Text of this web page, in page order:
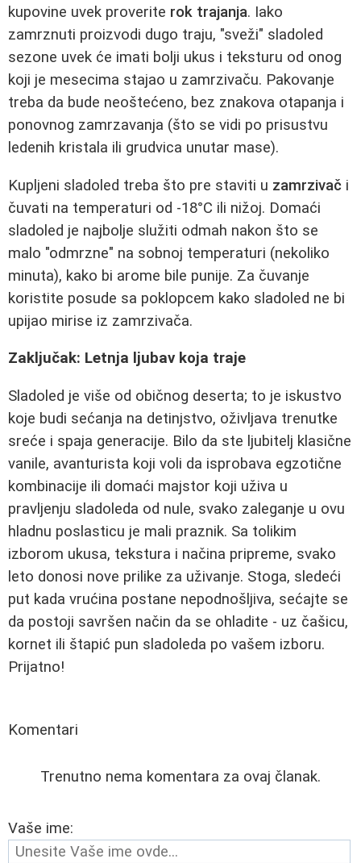
kupovine uvek proverite rok trajanja. Iako
zamrznuti proizvodi dugo traju, "sveži" sladoled
sezone uvek će imati bolji ukus i teksturu od onog
koji je mesecima stajao u zamrzivaču. Pakovanje
treba da bude neoštećeno, bez znakova otapanja i
ponovnog zamrzavanja (što se vidi po prisustvu
ledenih kristala ili grudvica unutar mase).
Kupljeni sladoled treba što pre staviti u zamrzivač i
čuvati na temperaturi od -18°C ili nižoj. Domaći
sladoled je najbolje služiti odmah nakon što se
malo "odmrzne" na sobnoj temperaturi (nekoliko
minuta), kako bi aromе bile punije. Za čuvanje
koristite posude sa poklopcem kako sladoled ne bi
upijao mirise iz zamrzivača.
Zaključak: Letnja ljubav koja traje
Sladoled je više od običnog deserta; to je iskustvo
koje budi sećanja na detinjstvo, oživljava trenutke
sreće i spaja generacije. Bilo da ste ljubitelj klasične
vanile, avanturista koji voli da isprobava egzotične
kombinacije ili domaći majstor koji uživa u
pravljenju sladoleda od nule, svako zaleganje u ovu
hladnu poslasticu je mali praznik. Sa tolikim
izborom ukusa, tekstura i načina pripreme, svako
leto donosi nove prilike za uživanje. Stoga, sledeći
put kada vrućina postane nepodnošljiva, sećajte se
da postoji savršen način da se ohladite - uz čašicu,
kornet ili štapić pun sladoleda po vašem izboru.
Prijatno!
Komentari
Trenutno nema komentara za ovaj članak.
Vaše ime: